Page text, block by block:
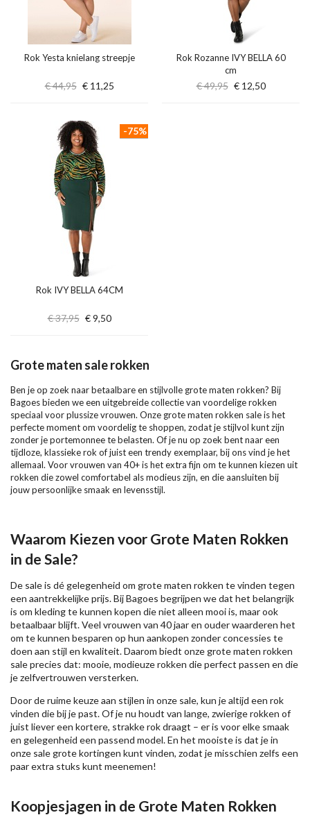
Rok Yesta knielang streepje
€ 44,95 € 11,25
Rok Rozanne IVY BELLA 60
cm
€ 49,95 € 12,50
Rok IVY BELLA 64CM
€ 37,95 € 9,50
-75%
Grote maten sale rokken
Ben je op zoek naar betaalbare en stijlvolle grote maten rokken? Bij
Bagoes bieden we een uitgebreide collectie van voordelige rokken
speciaal voor plussize vrouwen. Onze grote maten rokken sale is het
perfecte moment om voordelig te shoppen, zodat je stijlvol kunt zijn
zonder je portemonnee te belasten. Of je nu op zoek bent naar een
tijdloze, klassieke rok of juist een trendy exemplaar, bij ons vind je het
allemaal. Voor vrouwen van 40+ is het extra fijn om te kunnen kiezen uit
rokken die zowel comfortabel als modieus zijn, en die aansluiten bij
jouw persoonlijke smaak en levensstijl.
Waarom Kiezen voor Grote Maten Rokken
in de Sale?
De sale is dé gelegenheid om grote maten rokken te vinden tegen
een aantrekkelijke prijs. Bij Bagoes begrijpen we dat het belangrijk
is om kleding te kunnen kopen die niet alleen mooi is, maar ook
betaalbaar blijft. Veel vrouwen van 40 jaar en ouder waarderen het
om te kunnen besparen op hun aankopen zonder concessies te
doen aan stijl en kwaliteit. Daarom biedt onze grote maten rokken
sale precies dat: mooie, modieuze rokken die perfect passen en die
je zelfvertrouwen versterken.
Door de ruime keuze aan stijlen in onze sale, kun je altijd een rok
vinden die bij je past. Of je nu houdt van lange, zwierige rokken of
juist liever een kortere, strakke rok draagt – er is voor elke smaak
en gelegenheid een passend model. En het mooiste is dat je in
onze sale grote kortingen kunt vinden, zodat je misschien zelfs een
paar extra stuks kunt meenemen!
Koopjesjagen in de Grote Maten Rokken